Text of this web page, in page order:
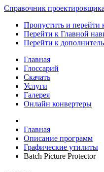
Справочник проектировщика
Пропустить и перейти
Перейти к Главной
Перейти к
Главная
Глоссарий
Скачать
Услуги
Галерея
Онлайн конвертеры
Главная
Описание программ
Графические утилиты
Batch Picture Protector